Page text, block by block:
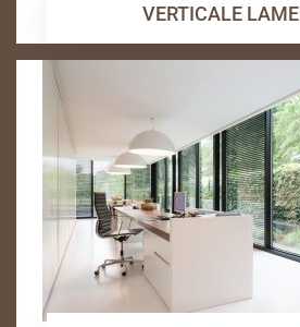
VERTICALE